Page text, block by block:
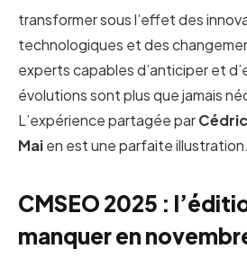
transformer sous l’effet des
technologiques et des
experts capables d’anticiper et
évolutions sont plus que jamais
L’expérience partagée par
Maien est une parfaite illustration.
CMSEO 2025 :
manquer en